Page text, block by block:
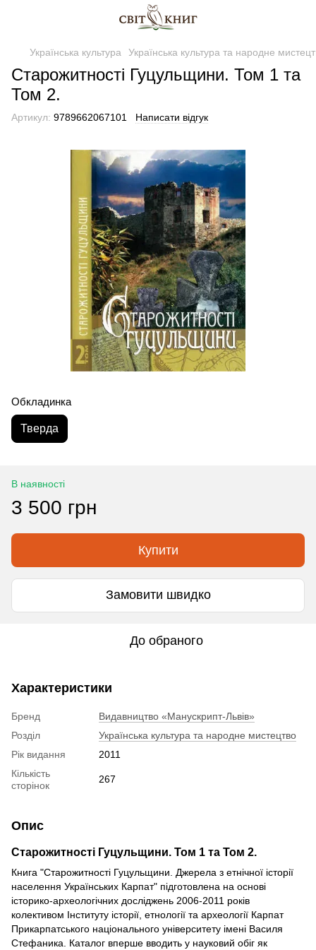
Українська культура Українська культура та народне
Старожитності Гуцульщини. Том 1 та
Том 2.
Артикул: 9789662067101 Написати відгук
Обкладинка
Тверда
В наявності
3 500 грн
Купити
Замовити швидко
До обраного
Характеристики
Бренд
Видавництво «Манускрипт-Львів»
Розділ
Українська культура та народне мистецтво
Рік видання
2011
Кількість
сторінок
267
Опис
Старожитності Гуцульщини. Том 1 та Том 2.
Книга "Старожитності Гуцульщини. Джерела з етнічної історії
населення Українських Карпат" підготовлена ​​на основі
історико-археологічних досліджень 2006-2011 років
колективом Інституту історії, етнології та археології Карпат
Прикарпатського національного університету імені Василя
Стефаника. Каталог вперше вводить у науковий обіг як